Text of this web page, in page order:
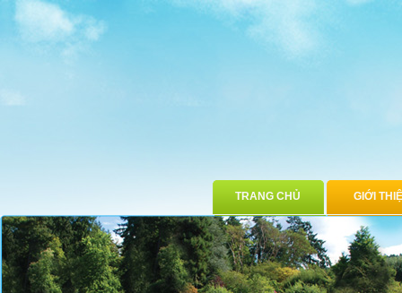
TRANG CHỦ GIỚI